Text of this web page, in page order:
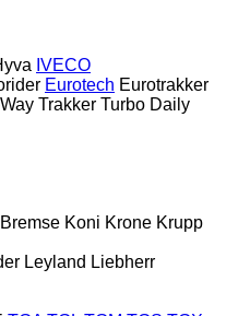
IVECO
Eurotech Eurotrakker
Trakker Turbo Daily
Koni Krone Krupp
Leyland Liebherr